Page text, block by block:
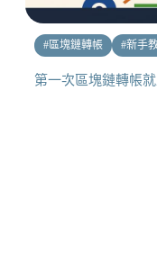
#區塊鏈轉帳 #新手
第一次區塊鏈轉帳